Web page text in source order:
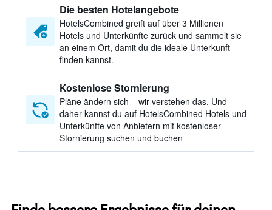
Die besten Hotelangebote
HotelsCombined greift auf über 3 Millionen
Hotels und Unterkünfte zurück und sammelt sie
an einem Ort, damit du die ideale Unterkunft
finden kannst.
Kostenlose Stornierung
Pläne ändern sich – wir verstehen das. Und
daher kannst du auf HotelsCombined Hotels und
Unterkünfte von Anbietern mit kostenloser
Stornierung suchen und buchen